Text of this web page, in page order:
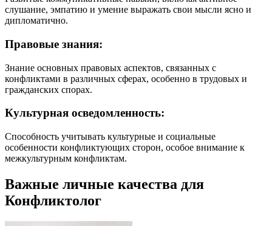
слушание, эмпатию и умение выражать свои мысли ясно и
дипломатично.
Правовые знания:
Знание основных правовых аспектов, связанных с
конфликтами в различных сферах, особенно в трудовых и
гражданских спорах.
Культурная осведомленность:
Способность учитывать культурные и социальные
особенности конфликтующих сторон, особое внимание к
межкультурным конфликтам.
Важные личные качества для
Конфликтолог